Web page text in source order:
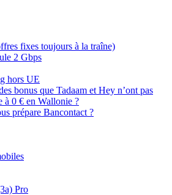
fixes toujours à la traîne)
2 Gbps
hors UE
bonus que Tadaam et Hey n’ont pas
à 0 € en Wallonie ?
prépare Bancontact ?
Pro